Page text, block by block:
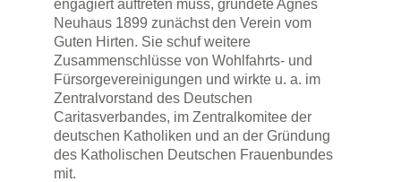
engagiert auftreten muss, gründete Agnes
Neuhaus 1899 zunächst den Verein vom
Guten Hirten. Sie schuf weitere
Zusammenschlüsse von Wohlfahrts- und
Fürsorgevereinigungen und wirkte u. a. im
Zentralvorstand des Deutschen
Caritasverbandes, im Zentralkomitee der
deutschen Katholiken und an der Gründung
des Katholischen Deutschen Frauenbundes
mit.